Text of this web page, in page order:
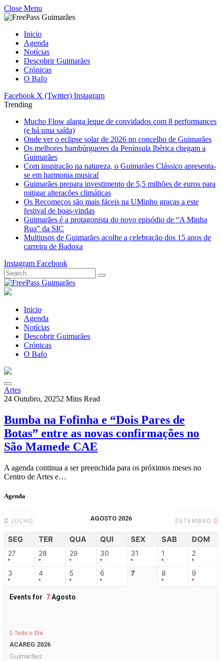
Close Menu
Inicio
Agenda
Notícias
Descobrir Guimarães
Crónicas
O Bafo
Facebook X (Twitter) Instagram
Trending
Mucho Flow alarga leque de convidados com 8 performances
(e há uma saída)
Onde ver o eclipse solar de 2026 no concelho de Guimarães
Os melhores hambúrgueres da Península Ibérica chegam a
Guimarães
Com inspiração na natureza, o Guimarães Clássico apresenta-
se em harmonia musical
Guimarães prepara investimento de 5,5 milhões de euros para
mitigar alterações climáticas
Os Recomeços são mais fáceis na UMinho graças a este
festival de boas-vindas
Guimarães é a protagonista do novo episódio de “A Minha
Rua” da SIC
Multiusos de Guimarães acolhe a celebração dos 15 anos de
carreira de Badoxa
Instagram Facebook
Inicio
Agenda
Notícias
Descobrir Guimarães
Crónicas
O Bafo
Artes
24 Outubro, 20252 Mins Read
Bumba na Fofinha e “Dois Pares de
Botas” entre as novas confirmações no
São Mamede CAE
A agenda continua a ser preenchida para os próximos meses no
Centro de Artes e…
Agenda
JULHO AGOSTO 2026 SETEMBRO
SEG TER QUA QUI SEX SAB DOM
27 28 29 30 31 1 2
3 4 5 6 7 8 9
Events for 7Agosto
Todo o Dia
ACAREG 2026
Guimarães